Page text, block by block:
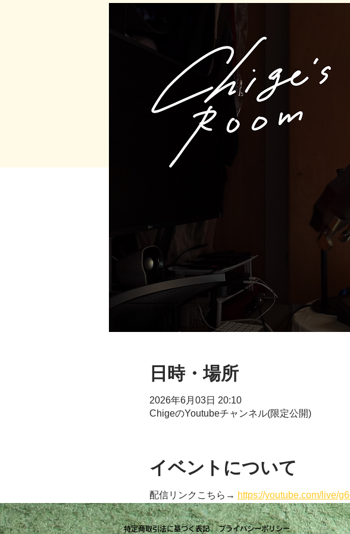
日時・場所
2026年6月03日 20:10
ChigeのYoutubeチャンネル(限定公開)
イベントについて
配信リンクこちら→ https://youtube.com/live/
特定商取引法に基づく表記 プライバシーポリシー